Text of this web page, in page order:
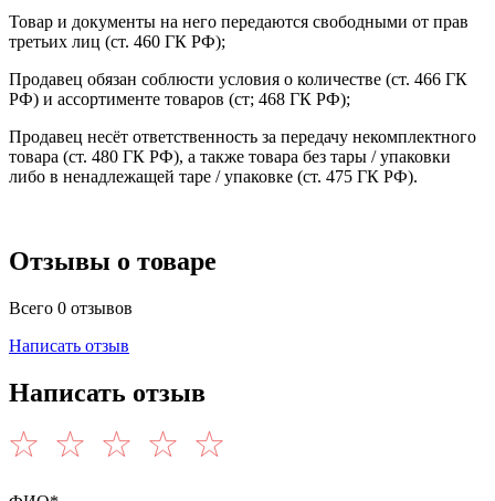
Товар и документы на него передаются свободными от прав
третьих лиц (ст. 460 ГК РФ);
Продавец обязан соблюсти условия о количестве (ст. 466 ГК
РФ) и ассортименте товаров (ст; 468 ГК РФ);
Продавец несёт ответственность за передачу некомплектного
товара (ст. 480 ГК РФ), а также товара без тары / упаковки
либо в ненадлежащей таре / упаковке (ст. 475 ГК РФ).
Отзывы о товаре
Всего 0 отзывов
Написать отзыв
Написать отзыв